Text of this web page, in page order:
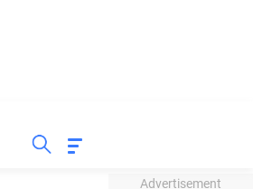
Advertisement
INSPIRASI BISNIS